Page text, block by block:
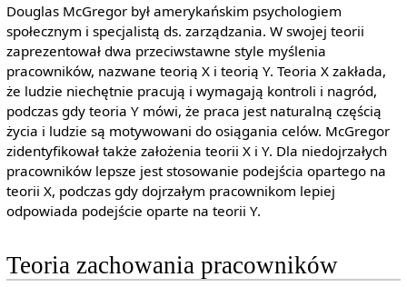
Douglas McGregor był amerykańskim psychologiem
społecznym i specjalistą ds. zarządzania. W swojej teorii
zaprezentował dwa przeciwstawne style myślenia
pracowników, nazwane teorią X i teorią Y. Teoria X zakłada,
że ludzie niechętnie pracują i wymagają kontroli i nagród,
podczas gdy teoria Y mówi, że praca jest naturalną częścią
życia i ludzie są motywowani do osiągania celów. McGregor
zidentyfikował także założenia teorii X i Y. Dla niedojrzałych
pracowników lepsze jest stosowanie podejścia opartego na
teorii X, podczas gdy dojrzałym pracownikom lepiej
odpowiada podejście oparte na teorii Y.
Teoria zachowania pracowników